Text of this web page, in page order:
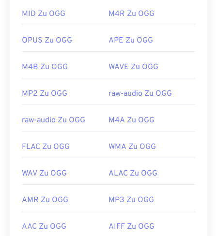
Entwickelt von:
Xiph.Org Foundation
Erstveröffentlichung:
2000
https://en.wikipedia.org/wiki/Ogg
MID Zu OGG M4R Zu OGG
OPUS Zu OGG APE Zu OGG
M4B Zu OGG WAVE Zu OGG
MP2 Zu OGG raw-audio Zu OGG
raw-audio Zu OGG M4A Zu OGG
FLAC Zu OGG WMA Zu OGG
WAV Zu OGG ALAC Zu OGG
AMR Zu OGG MP3 Zu OGG
AAC Zu OGG AIFF Zu OGG